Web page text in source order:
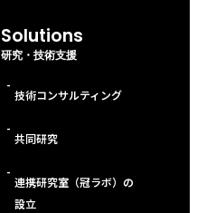
Solutions
研究・技術支援
-
技術コンサルティング
-
共同研究
-
連携研究室（冠ラボ）の
設立